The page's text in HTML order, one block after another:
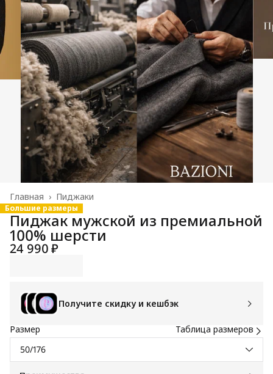
Пиджаки
Главная ›
Большие размеры
Пиджак мужской из премиальной
100% шерсти
24 990 ₽
Получите скидку и кешбэк
Размер
Таблица размеров
50/176